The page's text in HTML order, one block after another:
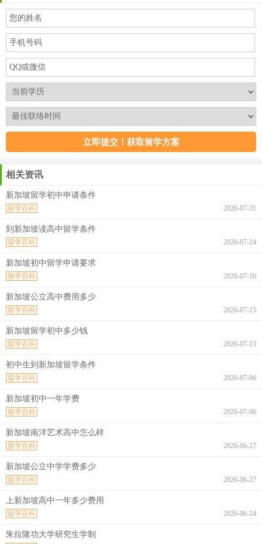
相关资讯
新加坡留学初中申请条件
2026-07-31
留学百科
到新加坡读高中留学条件
2026-07-24
留学百科
新加坡初中留学申请要求
2026-07-16
留学百科
新加坡公立高中费用多少
2026-07-15
留学百科
新加坡留学初中多少钱
2026-07-15
留学百科
初中生到新加坡留学条件
2026-07-06
留学百科
新加坡初中一年学费
2026-07-06
留学百科
新加坡南洋艺术高中怎么样
2026-06-27
留学百科
新加坡公立中学学费多少
2026-06-27
留学百科
上新加坡高中一年多少费用
2026-06-24
留学百科
朱拉隆功大学研究生学制